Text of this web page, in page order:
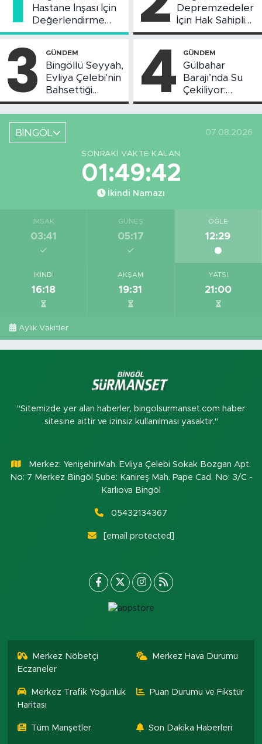
Hastane İnşası İçin
Değerlendirme
Toplantısı Yapıldı
Depremzedeler
İçin Hak Sahipliği
Askı Süreci
3 GÜNDEM
Bingöllü Seyyah,
Evliya Çelebi'nin
Bahsettiği
Bingöl'deki O
Yeri Görüntüledi
4 GÜNDEM
Gülbahar
Barajı’nda Su
Çekiliyor:
Piknikçi Sayısı
Azaldı
BİNGÖL
07.08.2026
SONRAKI VAKTE KALAN
01:49:41
İkindi Namazı
İMSAK
03:41
GÜNEŞ
05:17
ÖĞLE
12:29
İKINDI
16:18
AKŞAM
19:31
YATSI
21:00
Aylık Vakitler
"Sitemizde yer alan haberler, bingolsurmanset.com haber
sitesine aittir ve izinsiz kullanılması yasaktır."
Merkez: YenişehirMah. Evliya Çelebi Sokak Bozgan Apt.
No: 7 Merkez Bingöl Şube: Kanireş Mah. Pape Cad. No: 3/C -
Karlıova Bingöl
05432134367
[email protected]
Merkez Nöbetçi
Eczaneler
Merkez Hava Durumu
Merkez Trafik Yoğunluk
Haritası
Puan Durumu ve Fikstür
Tüm Manşetler Son Dakika Haberleri